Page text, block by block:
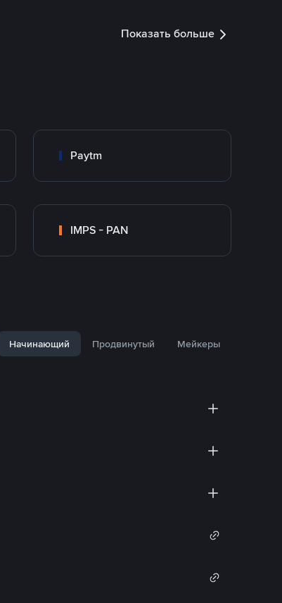
Показать больше
Paytm
IMPS - PAN
Начинающий Продвинутый Мейкеры